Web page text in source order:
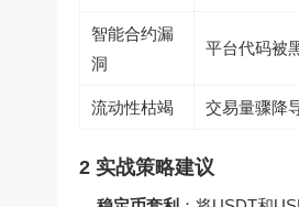
智能合约漏
洞
平台代码被
流动性枯竭 交易量骤降
2 实战策略建议